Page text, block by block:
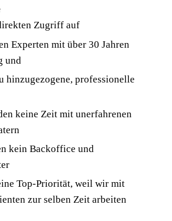
Zugriff auf
Exper­ten mit über 30 Jah­ren
und
hin­zu­ge­zo­ge­ne, pro­fes­sio­nel­le
kei­ne Zeit mit uner­fah­re­nen
kein Back­of­fice und
Top-Prio­ri­tät, weil wir mit
zur sel­ben Zeit arbeiten